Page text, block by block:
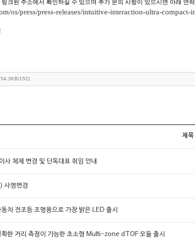
크된 주소에서 확인하실 수 있으며 추가 문의 사항이 있으시면 아래 연
os/press/press-releases/intuitive-interaction-ultra-
152)
제목
사 체제 변경 및 단독대표 취임 안내
사명변경
차 전조등 조명용으로 가장 밝은 LED 출시
한 거리 측정이 가능한 초소형 Multi-zone dTOF 모듈 출시